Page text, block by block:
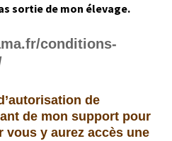
sortie de mon élevage.
conditions-
de
de mon support pour
y aurez accès une